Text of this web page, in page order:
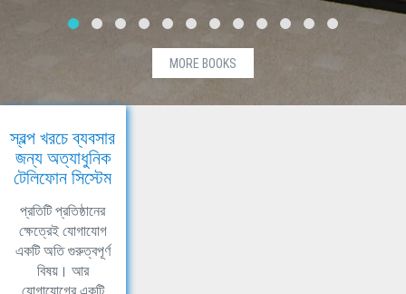
MORE BOOKS
স্বল্প খরচে ব্যবসার
জন্য অত্যাধুনিক
টেলিফোন সিস্টেম
প্রতিটি প্রতিষ্ঠানের
ক্ষেত্রেই যোগাযোগ
একটি অতি গুরুত্বপূর্ণ
বিষয়। আর